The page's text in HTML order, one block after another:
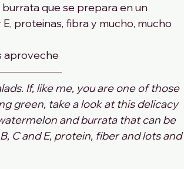
burrata que se prepara en un
proteinas, fibra y mucho, mucho
aproveche
If, like me, you are one of those
green, take a look at this delicacy
and burrata that can be
C and E, protein, fiber and lots and